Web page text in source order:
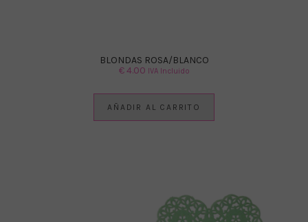
BLONDAS ROSA/BLANCO
€4.00 IVA Incluido
AÑADIR AL CARRITO